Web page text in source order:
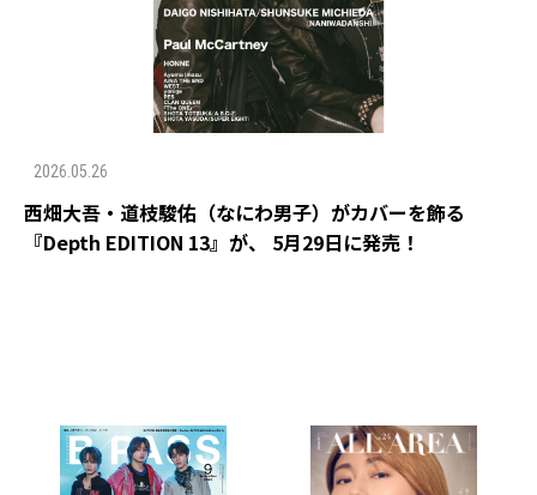
2026.05.26
西畑大吾・道枝駿佑（なにわ男子）がカバーを飾る
『Depth EDITION 13』が、 5月29日に発売！